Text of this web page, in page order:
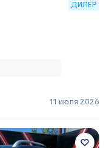
ДИЛЕР
11 июля 2026